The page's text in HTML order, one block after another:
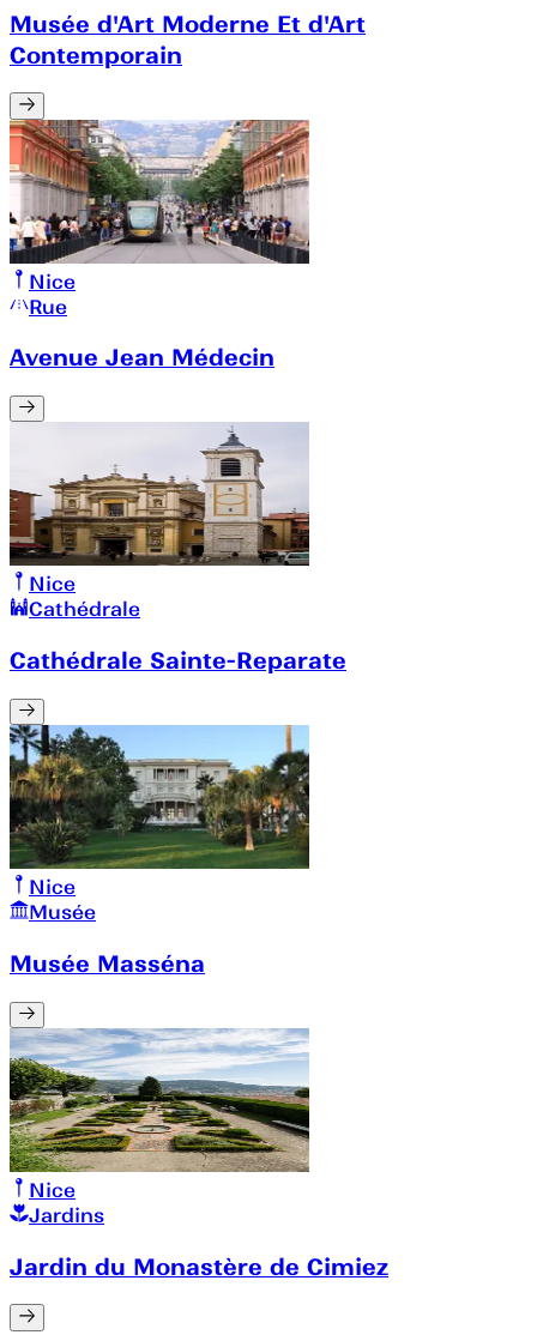
Musée d'Art Moderne Et d'Art
Contemporain
Nice
Rue
Avenue Jean Médecin
Nice
Cathédrale
Cathédrale Sainte-Reparate
Nice
Musée
Musée Masséna
Nice
Jardins
Jardin du Monastère de Cimiez